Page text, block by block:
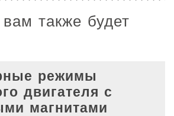
также будет
режимы
двигателя с
магнитами